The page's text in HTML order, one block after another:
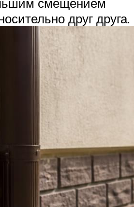
друг друга.